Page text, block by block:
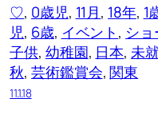
♡, 0歳児, 11月, 18年, 1
児, 6歳, イベント, ショ
子供, 幼稚園, 日本, 未
秋, 芸術鑑賞会, 関東
11.1.18